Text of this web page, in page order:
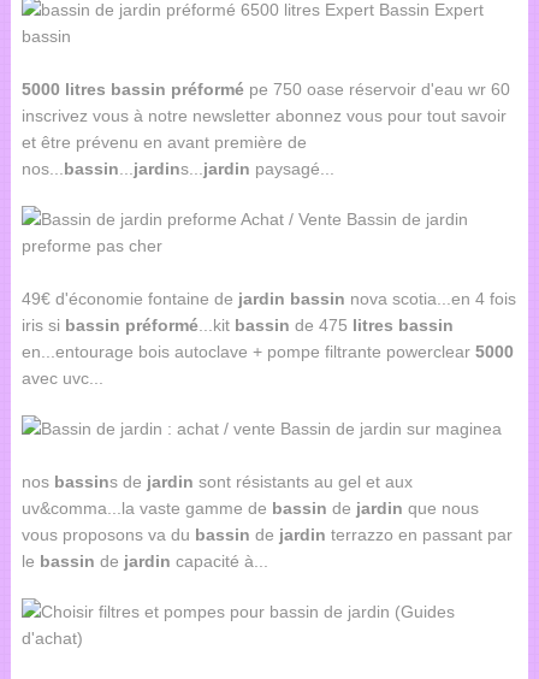
5000 litres bassin préformépe 750 oase réservoir d'eau wr 60
inscrivez vous à notre newsletter abonnez vous pour tout savoir
et être prévenu en avant première de
nos... bassin jardins... jardin paysagé...
49€ d'économie fontaine de jardin bassin nova scotia...en 4 fois
iris si bassin préformé...kit bassin de 475 litres bassin
en...entourage bois autoclave + pompe filtrante powerclear 5000
avec uvc...
nos bassins de jardin sont résistants au gel et aux
uv&comma...la vaste gamme de bassin de jardin que nous
vous proposons va du bassin de jardin terrazzo en passant par
le bassin de jardin capacité à...